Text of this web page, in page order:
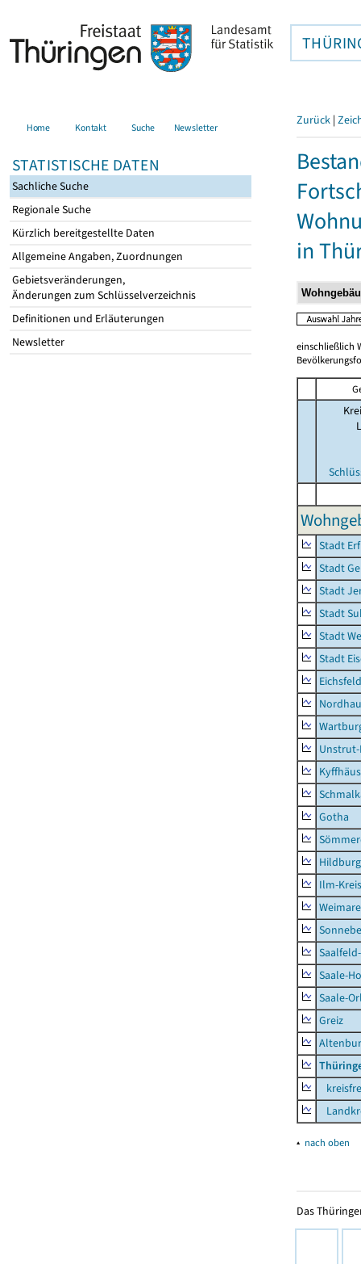
Home Kontakt Suche Newsletter
STATISTISCHE DATEN
Sachliche Suche
Regionale Suche
Kürzlich bereitgestellte Daten
Allgemeine Angaben, Zuordnungen
Gebietsveränderungen,
Änderungen zum Schlüsselverzeichnis
Definitionen und Erläuterungen
Newsletter
Zurück |
in
einschließlich
Stadt
Stadt
Stadt
Stadt
Stadt
Stadt
Eichsfeld
Gotha
Ilm-Kreis
Saale-
Saale-
Greiz
▴ nach oben
Das